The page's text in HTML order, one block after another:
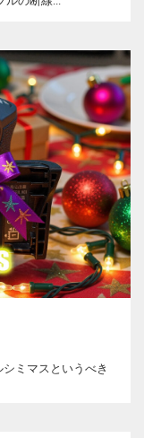
ミマスというべき